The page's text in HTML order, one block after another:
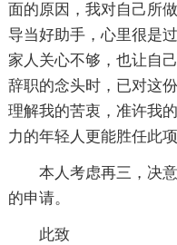
面的原因，我对自己所
导当好助手，心里很是
家人关心不够，也让自
辞职的念头时，已对这
理解我的苦衷，准许我
力的年轻人更能胜任此项
本人考虑再三，决意
的申请。
此致